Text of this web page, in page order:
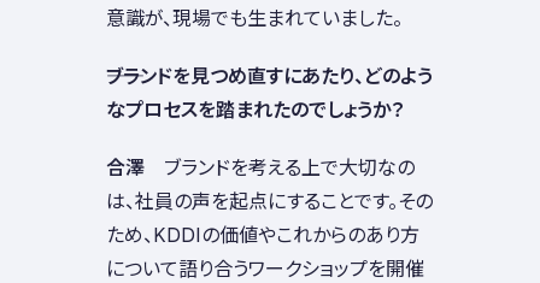
意識が、現場でも生まれていました。
――ブランドを見つめ直すにあたり、どのよう
なプロセスを踏まれたのでしょうか？
合澤 ブランドを考える上で大切なの
は、社員の声を起点にすることです。その
ため、KDDIの価値やこれからのあり方
について語り合うワークショップを開催